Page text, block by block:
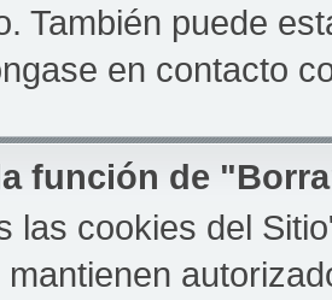
También puede
en contacto
función de
las cookies del
mantienen